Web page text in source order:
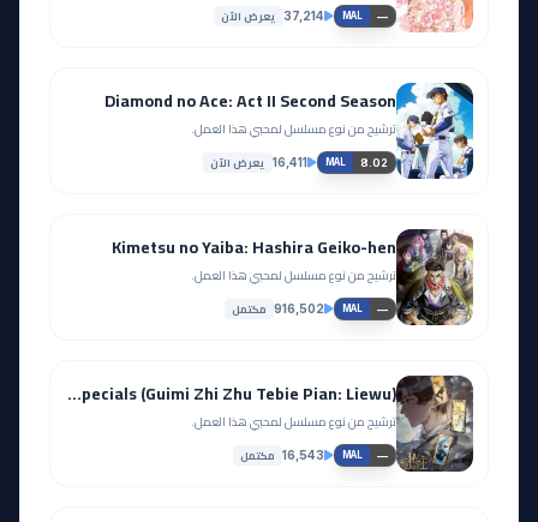
MAL —
37,214 يعرض الآن
Diamond no Ace: Act II Second Season
ترشيح من نوع مسلسل لمحبي هذا العمل.
MAL 8.02
16,411 يعرض الآن
Kimetsu no Yaiba: Hashira Geiko-hen
ترشيح من نوع مسلسل لمحبي هذا العمل.
MAL —
916,502 مكتمل
Lord of Mysteries Specials (Guimi Zhi Zhu Tebie Pian: Liewu)
ترشيح من نوع مسلسل لمحبي هذا العمل.
MAL —
16,543 مكتمل